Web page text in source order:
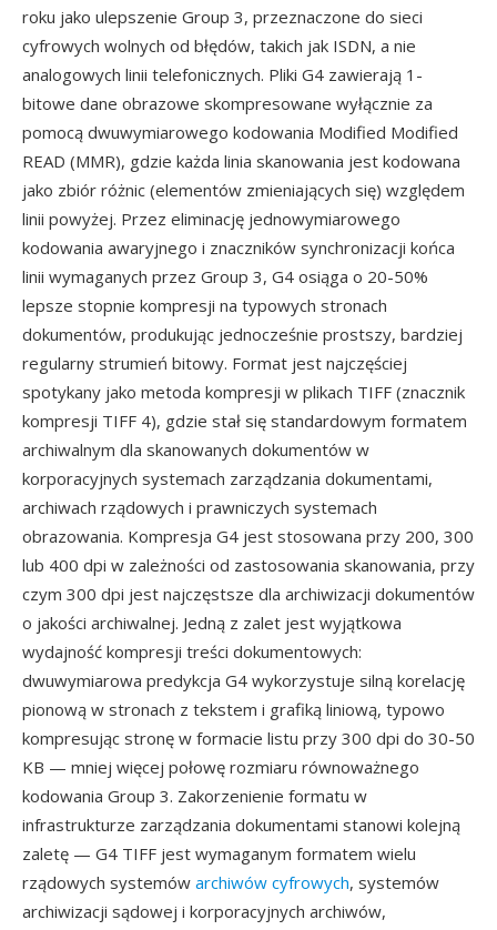
roku jako ulepszenie Group 3, przeznaczone do sieci
cyfrowych wolnych od błędów, takich jak ISDN, a nie
analogowych linii telefonicznych. Pliki G4 zawierają 1-
bitowe dane obrazowe skompresowane wyłącznie za
pomocą dwuwymiarowego kodowania Modified Modified
READ (MMR), gdzie każda linia skanowania jest kodowana
jako zbiór różnic (elementów zmieniających się) względem
linii powyżej. Przez eliminację jednowymiarowego
kodowania awaryjnego i znaczników synchronizacji końca
linii wymaganych przez Group 3, G4 osiąga o 20-50%
lepsze stopnie kompresji na typowych stronach
dokumentów, produkując jednocześnie prostszy, bardziej
regularny strumień bitowy. Format jest najczęściej
spotykany jako metoda kompresji w plikach TIFF (znacznik
kompresji TIFF 4), gdzie stał się standardowym formatem
archiwalnym dla skanowanych dokumentów w
korporacyjnych systemach zarządzania dokumentami,
archiwach rządowych i prawniczych systemach
obrazowania. Kompresja G4 jest stosowana przy 200, 300
lub 400 dpi w zależności od zastosowania skanowania, przy
czym 300 dpi jest najczęstsze dla archiwizacji dokumentów
o jakości archiwalnej. Jedną z zalet jest wyjątkowa
wydajność kompresji treści dokumentowych:
dwuwymiarowa predykcja G4 wykorzystuje silną korelację
pionową w stronach z tekstem i grafiką liniową, typowo
kompresując stronę w formacie listu przy 300 dpi do 30-50
KB — mniej więcej połowę rozmiaru równoważnego
kodowania Group 3. Zakorzenienie formatu w
infrastrukturze zarządzania dokumentami stanowi kolejną
zaletę — G4 TIFF jest wymaganym formatem wielu
rządowych systemów archiwów cyfrowych, systemów
archiwizacji sądowej i korporacyjnych archiwów,